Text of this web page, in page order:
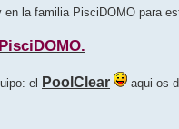
la familia PisciDOMO para
el PoolClear aqui os